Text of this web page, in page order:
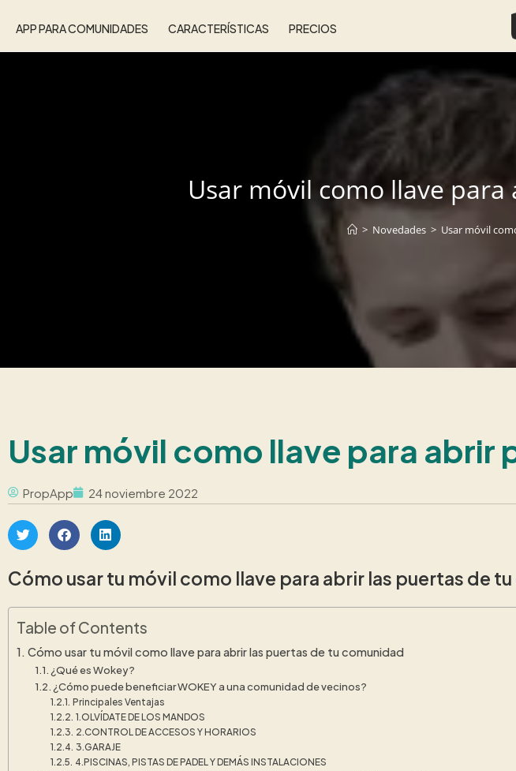
APP PARA COMUNIDADES CARACTERÍSTICAS PRECIOS
Usar móvil como llave
> Novedades > Usar móvil
Usar móvil como llave para abrir
PropApp 24 noviembre 2022
Cómo usar tu móvil como llave para abrir las puertas de
Table of Contents
Cómo usar tu móvil como llave para abrir las puertas de tu comunidad
¿Qué es Wokey?
¿Cómo puede beneficiar WOKEY a una comunidad de vecinos?
Principales Ventajas
1.OLVÍDATE DE LOS MANDOS
2.CONTROL DE ACCESOS Y HORARIOS
3.GARAJE
4.PISCINAS, PISTAS DE PADEL Y DEMÁS INSTALACIONES